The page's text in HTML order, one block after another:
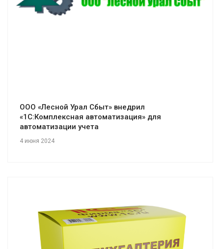
ООО «Лесной Урал Сбыт» внедрил
«1С:Комплексная автоматизация» для
автоматизации учета
4 июня 2024